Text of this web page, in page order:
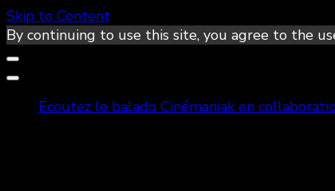
Skip to Content
By continuing to use this site, you agree to the
Écoutez le balado Cinémaniak en